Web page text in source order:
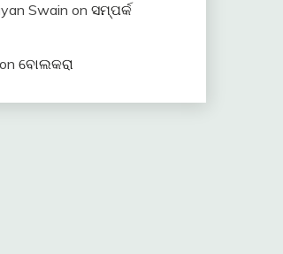
Swain on ସମ୍ପର୍କ
ବୋଲକରା